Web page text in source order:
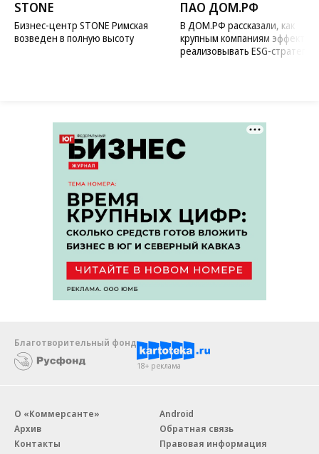
STONE
Бизнес-центр STONE Римская
возведен в полную высоту
ПАО ДОМ.РФ
В ДОМ.РФ рассказали, как
крупным компаниям
реализовывать ESG-стратегию
Благотворительный фонд
18+ реклама
О «Коммерсанте»
Архив
Контакты
Android
Обратная связь
Правовая информация